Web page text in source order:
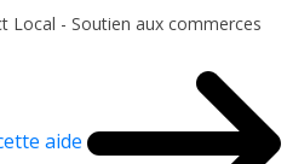
Local - Soutien aux commerces
aide